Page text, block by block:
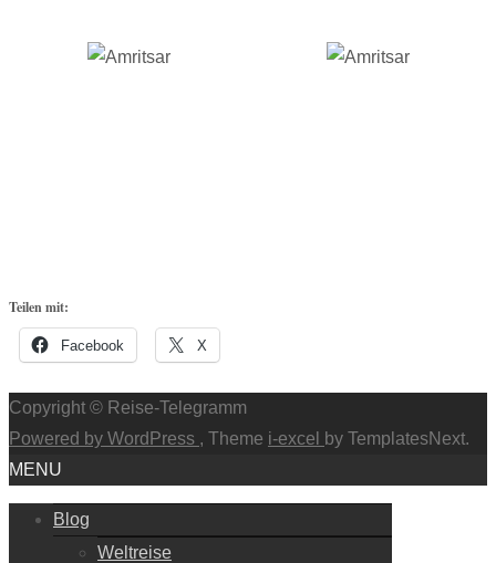
Teilen mit:
Facebook X
Copyright © Reise-Telegramm
Powered by WordPress , Theme i-excel
by TemplatesNext.
MENU
Blog
Weltreise